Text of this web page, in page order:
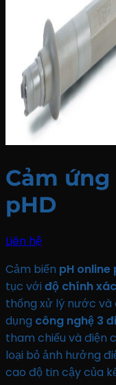
Cảm
pHD
Liên hệ
Cảm biến pH online
tục với độ chính
thống xử lý nước và
dụng công nghệ 3
tham chiếu và điện
loại bỏ ảnh hưởng
cao độ tin cậy của